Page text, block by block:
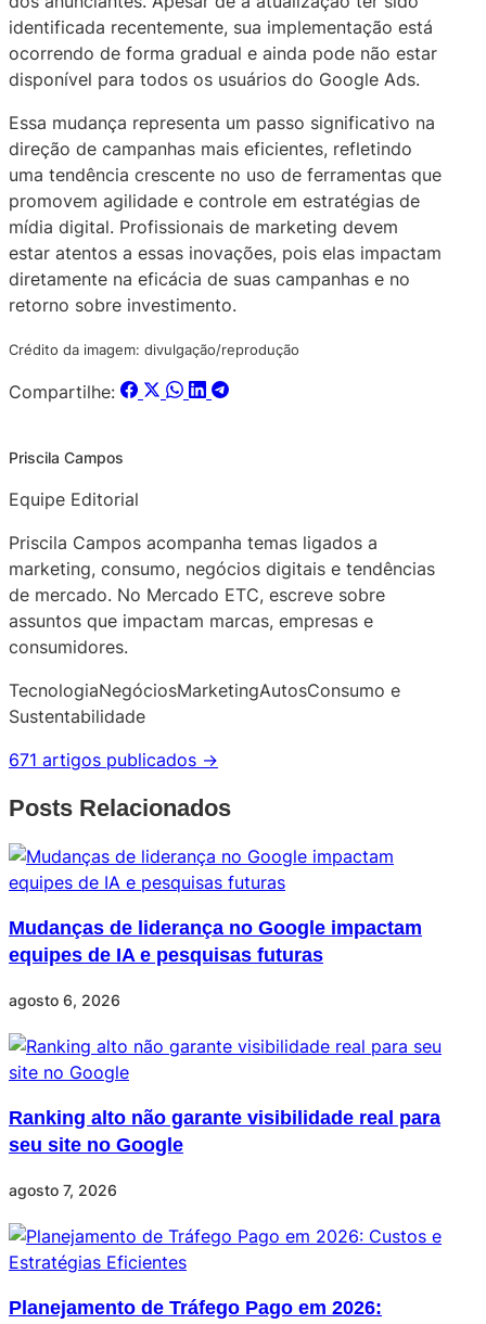
identificada recentemente, sua implementação está
ocorrendo de forma gradual e ainda pode não estar
disponível para todos os usuários do Google Ads.
Essa mudança representa um passo significativo na
direção de campanhas mais eficientes, refletindo
uma tendência crescente no uso de ferramentas que
promovem agilidade e controle em estratégias de
mídia digital. Profissionais de marketing devem
estar atentos a essas inovações, pois elas impactam
diretamente na eficácia de suas campanhas e no
retorno sobre investimento.
Crédito da imagem: divulgação/reprodução
Compartilhe:
Priscila Campos
Equipe Editorial
Priscila Campos acompanha temas ligados a
marketing, consumo, negócios digitais e tendências
de mercado. No Mercado ETC, escreve sobre
assuntos que impactam marcas, empresas e
consumidores.
TecnologiaNegóciosMarketingAutosConsumo e
Sustentabilidade
671 artigos publicados →
Posts Relacionados
Mudanças de liderança no Google impactam
equipes de IA e pesquisas futuras
agosto 6, 2026
Ranking alto não garante visibilidade real para
seu site no Google
agosto 7, 2026
Planejamento de Tráfego Pago em 2026: